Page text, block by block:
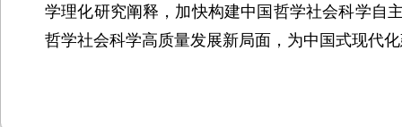
学理化研究阐释，加快构建中国哲学社会科学自
哲学社会科学高质量发展新局面，为中国式现代